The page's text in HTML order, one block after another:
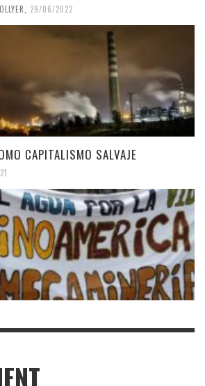
29/06/2022
CAPITALISMO SALVAJE